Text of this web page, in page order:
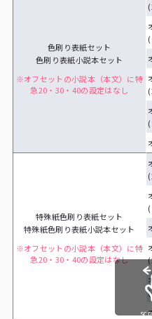
色刷り表紙セット
色刷り表紙小説本セット
※オフセットの小説本（本文）に特
急20・30・40の設定はなし
特殊紙色刷り表紙セット
特殊紙色刷り表紙小説本セット
※オフセットの小説本（本文）に特
急20・30・40の設定はなし